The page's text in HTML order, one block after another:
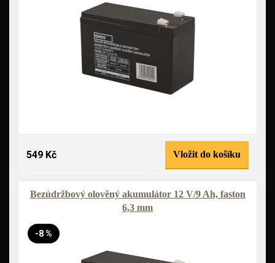
549 Kč Vložit do košíku
Bezúdržbový olověný akumulátor 12 V/9 Ah, faston
6,3 mm
-8 %